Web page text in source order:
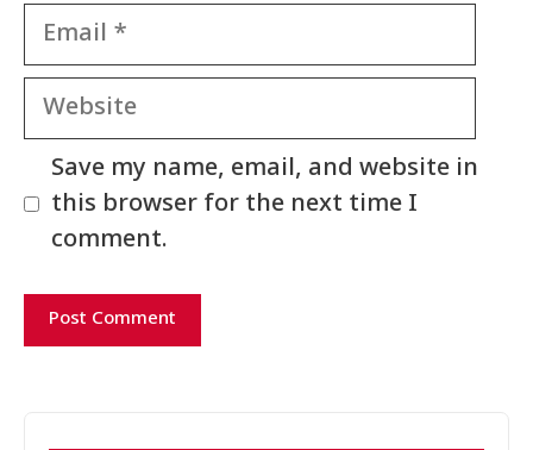
Email
Website
Save my name, email, and website in
this browser for the next time I
comment.